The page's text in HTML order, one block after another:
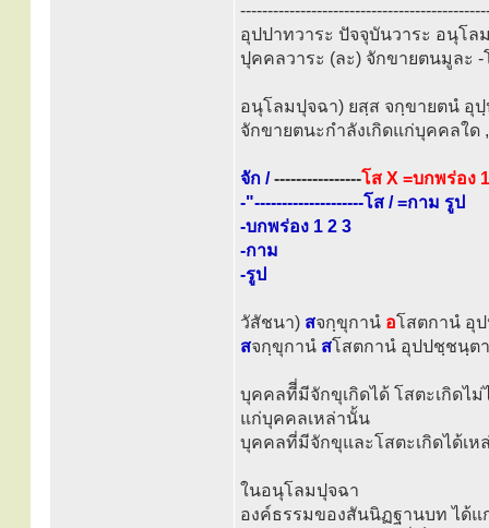
อุปปาทวาระ ปัจจุบันวาระ อนุโล
ปุคคลวาระ (ละ) จักขายตนมูละ
อนุโลมปุจฉา) ยสฺส จกฺขายตนํ อุ
จักขายตนะกำลังเกิดแก่บุคคลใ
จัก /----------------โส X =บกพร่อง
-"--------------------โส / =กาม รูป
-บกพร่อง 1 2 3
-กาม
-รูป
วัสัชนา) สจกฺขุกานํ อโสตกานํ อุ
สจกฺขุกานํ สโสตกานํ อุปปชฺชนฺต
บุคคลทีี่มีจักขุเกิดได้ โสตะเกิดไม่
แก่บุคคลเหล่านั้น
บุคคลที่มีจักขุและโสตะเกิดได้เห
ในอนุโลมปุจฉา
องค์ธรรมของสันนิฏฐานบท ได้แ